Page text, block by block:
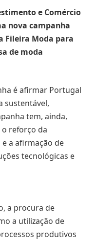
e Comércio
nova campanha
Fileira Moda para
de moda
é afirmar Portugal
sustentável,
tem, ainda,
reforço da
a afirmação de
tecnológicas e
a procura de
a utilização de
produtivos